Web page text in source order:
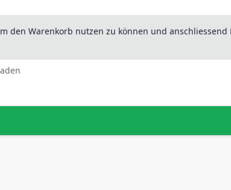
den Warenkorb nutzen zu können und